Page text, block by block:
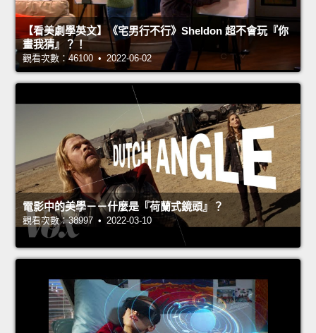
【看美劇學英文】《宅男行不行》Sheldon 超不會玩『你
畫我猜』？！
觀看次數：46100 • 2022-06-02
電影中的美學－－什麼是『荷蘭式鏡頭』？
觀看次數：38997 • 2022-03-10